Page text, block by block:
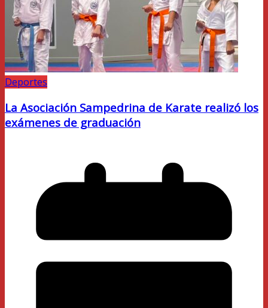
Deportes
La Asociación Sampedrina de Karate realizó los
exámenes de graduación